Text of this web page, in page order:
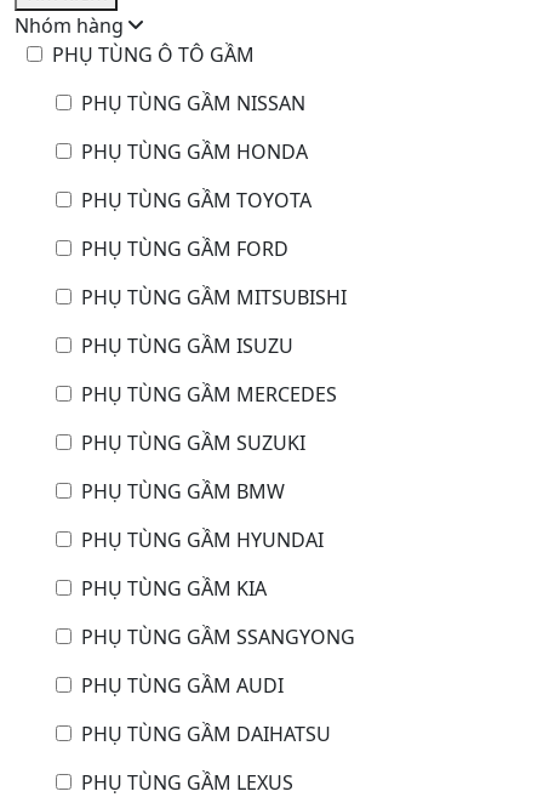
Nhóm hàng
PHỤ TÙNG Ô TÔ GẦM
PHỤ TÙNG GẦM NISSAN
PHỤ TÙNG GẦM HONDA
PHỤ TÙNG GẦM TOYOTA
PHỤ TÙNG GẦM FORD
PHỤ TÙNG GẦM MITSUBISHI
PHỤ TÙNG GẦM ISUZU
PHỤ TÙNG GẦM MERCEDES
PHỤ TÙNG GẦM SUZUKI
PHỤ TÙNG GẦM BMW
PHỤ TÙNG GẦM HYUNDAI
PHỤ TÙNG GẦM KIA
PHỤ TÙNG GẦM SSANGYONG
PHỤ TÙNG GẦM AUDI
PHỤ TÙNG GẦM DAIHATSU
PHỤ TÙNG GẦM LEXUS